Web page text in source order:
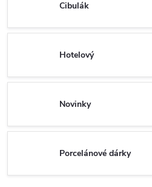
Cibulák
Hotelový
Novinky
Porcelánové dárky